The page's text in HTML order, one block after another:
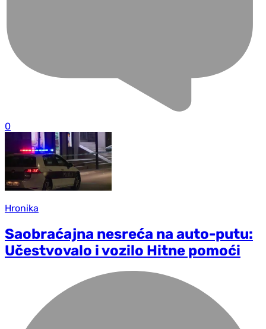
0
Hronika
Saobraćajna nesreća na auto-putu:
Učestvovalo i vozilo Hitne pomoći